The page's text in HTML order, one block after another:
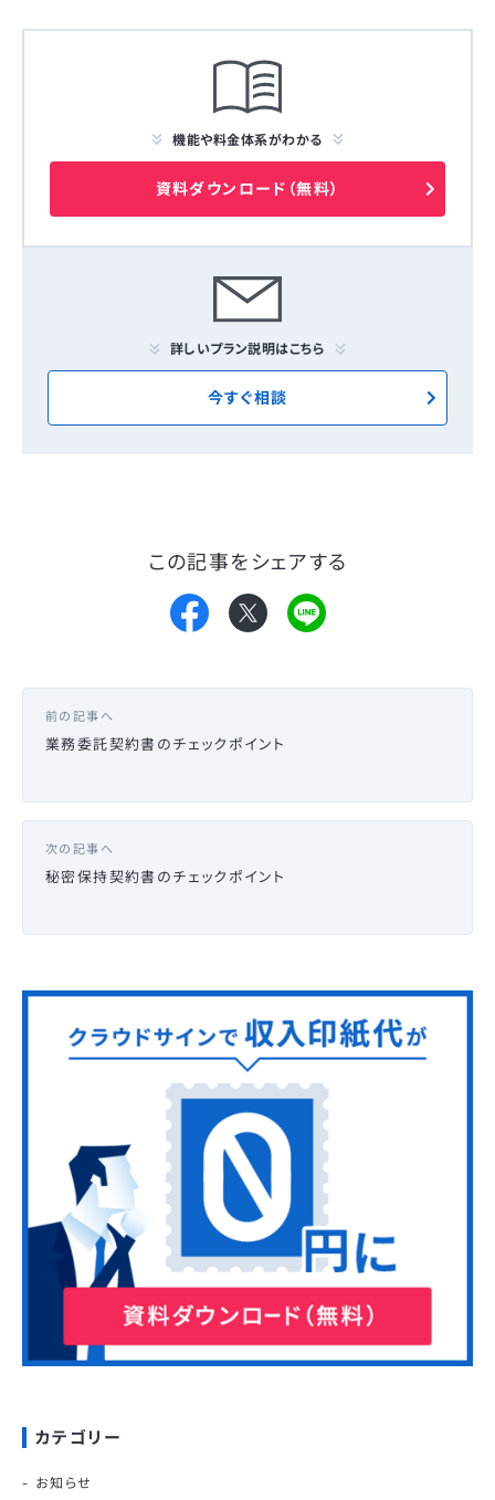
機能や料金体系がわかる
資料ダウンロード（無料）
詳しいプラン説明はこちら
今すぐ相談
この記事をシェアする
前の記事へ
業務委託契約書のチェックポイント
次の記事へ
秘密保持契約書のチェックポイント
カテゴリー
お知らせ